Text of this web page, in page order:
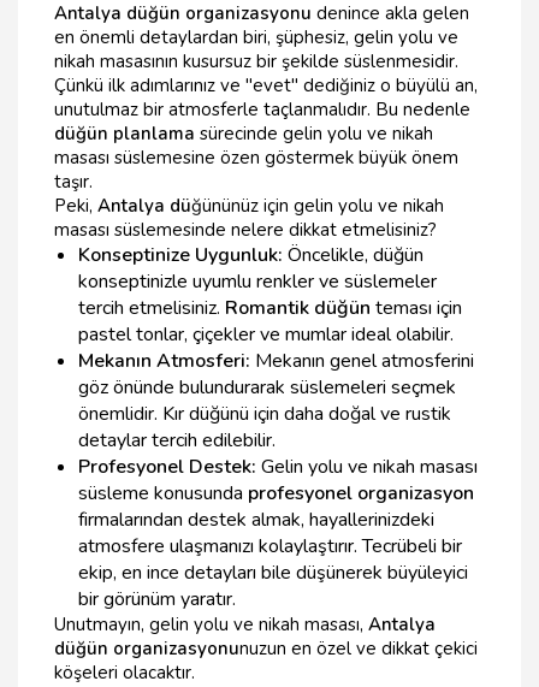
Antalya düğün organizasyonu denince akla gelen
en önemli detaylardan biri, şüphesiz, gelin yolu ve
nikah masasının kusursuz bir şekilde süslenmesidir.
Çünkü ilk adımlarınız ve "evet" dediğiniz o büyülü an,
unutulmaz bir atmosferle taçlanmalıdır. Bu nedenle
düğün planlama sürecinde gelin yolu ve nikah
masası süslemesine özen göstermek büyük önem
taşır.
Peki, Antalya düğününüz için gelin yolu ve nikah
masası süslemesinde nelere dikkat etmelisiniz?
Konseptinize Uygunluk: Öncelikle, düğün
konseptinizle uyumlu renkler ve süslemeler
tercih etmelisiniz. Romantik düğün teması için
pastel tonlar, çiçekler ve mumlar ideal olabilir.
Mekanın Atmosferi: Mekanın genel atmosferini
göz önünde bulundurarak süslemeleri seçmek
önemlidir. Kır düğünü için daha doğal ve rustik
detaylar tercih edilebilir.
Profesyonel Destek: Gelin yolu ve nikah masası
süsleme konusunda profesyonel organizasyon
firmalarından destek almak, hayallerinizdeki
atmosfere ulaşmanızı kolaylaştırır. Tecrübeli bir
ekip, en ince detayları bile düşünerek büyüleyici
bir görünüm yaratır.
Unutmayın, gelin yolu ve nikah masası, Antalya
düğün organizasyonunuzun en özel ve dikkat çekici
köşeleri olacaktır.